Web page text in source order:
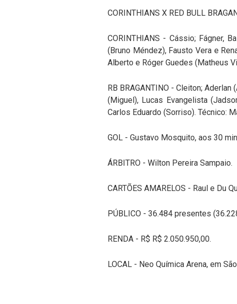
CORINTHIANS X RED BULL
CORINTHIANS - Cássio; Fágner,
(Bruno Méndez), Fausto Vera e
Alberto e Róger Guedes (Matheus
RB BRAGANTINO - Cleiton;
(Miguel), Lucas Evangelista
Carlos Eduardo (Sorriso). Técnico:
GOL - Gustavo Mosquito, aos 30
ÁRBITRO - Wilton Pereira Sampaio.
CARTÕES AMARELOS - Raul e Du
PÚBLICO - 36.484 presentes
RENDA - R$ R$ 2.050.950,00.
LOCAL - Neo Química Arena, em